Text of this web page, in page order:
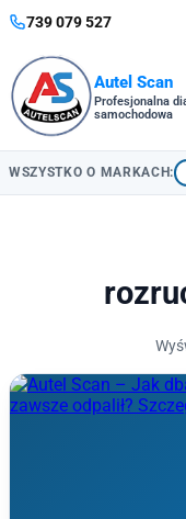
739 079 527
Autel Scan
Profesjonalna
samochodowa
WSZYSTKO O MARKACH: